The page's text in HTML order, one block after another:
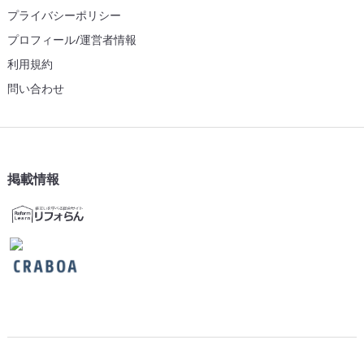
プライバシーポリシー
プロフィール/運営者情報
利用規約
問い合わせ
掲載情報